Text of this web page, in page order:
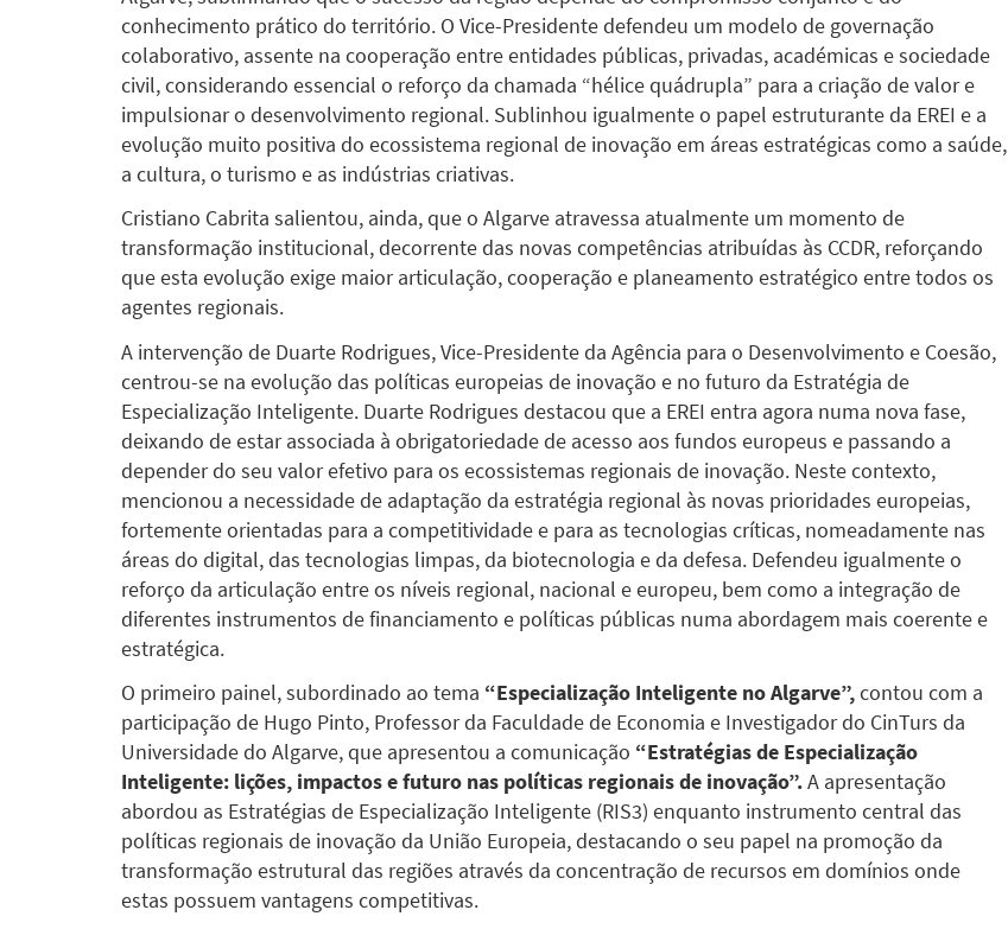
conhecimento prático do território. O Vice-Presidente defendeu um modelo de governação
colaborativo, assente na cooperação entre entidades públicas, privadas, académicas e sociedade
civil, considerando essencial o reforço da chamada “hélice quádrupla” para a criação de valor e
impulsionar o desenvolvimento regional. Sublinhou igualmente o papel estruturante da EREI e a
evolução muito positiva do ecossistema regional de inovação em áreas estratégicas como a saúde,
a cultura, o turismo e as indústrias criativas.
Cristiano Cabrita salientou, ainda, que o Algarve atravessa atualmente um momento de
transformação institucional, decorrente das novas competências atribuídas às CCDR, reforçando
que esta evolução exige maior articulação, cooperação e planeamento estratégico entre todos os
agentes regionais.
A intervenção de Duarte Rodrigues, Vice-Presidente da Agência para o Desenvolvimento e Coesão,
centrou-se na evolução das políticas europeias de inovação e no futuro da Estratégia de
Especialização Inteligente. Duarte Rodrigues destacou que a EREI entra agora numa nova fase,
deixando de estar associada à obrigatoriedade de acesso aos fundos europeus e passando a
depender do seu valor efetivo para os ecossistemas regionais de inovação. Neste contexto,
mencionou a necessidade de adaptação da estratégia regional às novas prioridades europeias,
fortemente orientadas para a competitividade e para as tecnologias críticas, nomeadamente nas
áreas do digital, das tecnologias limpas, da biotecnologia e da defesa. Defendeu igualmente o
reforço da articulação entre os níveis regional, nacional e europeu, bem como a integração de
diferentes instrumentos de financiamento e políticas públicas numa abordagem mais coerente e
estratégica.
O primeiro painel, subordinado ao tema “Especialização Inteligente no Algarve”,contou com a
participação de Hugo Pinto, Professor da Faculdade de Economia e Investigador do CinTurs da
Universidade do Algarve, que apresentou a comunicação “Estratégias de Especialização
Inteligente: lições, impactos e futuro nas políticas regionais de inovação”.A apresentação
abordou as Estratégias de Especialização Inteligente (RIS3) enquanto instrumento central das
políticas regionais de inovação da União Europeia, destacando o seu papel na promoção da
transformação estrutural das regiões através da concentração de recursos em domínios onde
estas possuem vantagens competitivas.